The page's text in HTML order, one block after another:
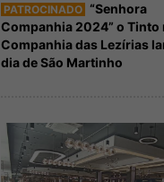
PATROCINADO “Senhora
Companhia 2024” o Tinto
Companhia das Lezírias
dia de São Martinho